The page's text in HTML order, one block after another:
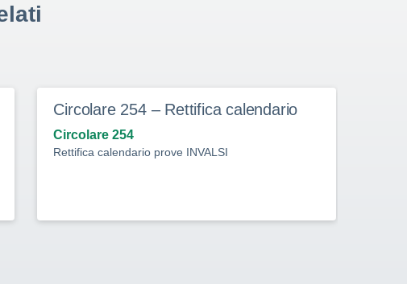
Circolare 254 – Rettifica calendario
Circolare 254
Rettifica calendario prove INVALSI